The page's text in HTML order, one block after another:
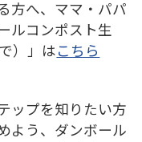
方へ、ママ・パパ
ルコンポスト生
）」は こちら
ップを知りたい方
よう、ダンボール